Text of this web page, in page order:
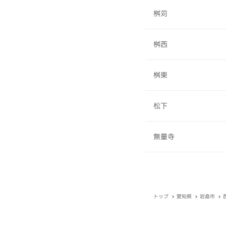
桝苅
桝西
桝東
松下
無量寺
トップ 愛知県 岩倉市